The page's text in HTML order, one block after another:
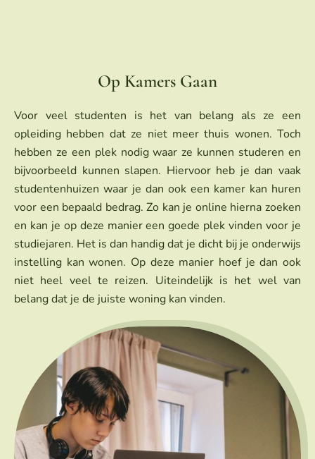
Op Kamers Gaan
Voor veel studenten is het van belang als ze een
opleiding hebben dat ze niet meer thuis wonen. Toch
hebben ze een plek nodig waar ze kunnen studeren en
bijvoorbeeld kunnen slapen. Hiervoor heb je dan vaak
studentenhuizen waar je dan ook een kamer kan huren
voor een bepaald bedrag. Zo kan je online hierna zoeken
en kan je op deze manier een goede plek vinden voor je
studiejaren. Het is dan handig dat je dicht bij je onderwijs
instelling kan wonen. Op deze manier hoef je dan ook
niet heel veel te reizen. Uiteindelijk is het wel van
belang dat je de juiste woning kan vinden.